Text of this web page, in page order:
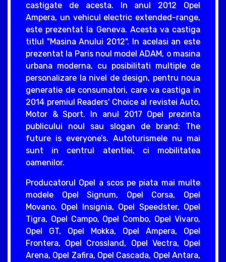
castigate de acesta. In anul 2012 Opel
Ampera, un vehicul electric extended-range,
este prezentat la Geneva. Acesta va castiga
titlul "Masina Anului 2012". In acelasi an este
prezentat la Paris noul model ADAM, o masina
urbana moderna, cu posibilitati multiple de
personalizare la nivel de design, pentru noua
generatie de consumatori, care va castiga in
2014 premiul Readers' Choice al revistei Auto,
Motor & Sport. In anul 2017 Opel prezinta
publicului noul sau slogan de brand: The
future is everyone’s. Autoturismele nu mai
sunt in centrul atentiei, ci mobilitatea
oamenilor.
Producatorul Opel a scos pe piata mai multe
modele Opel Signum, Opel Corsa, Opel
Movano, Opel Insignia, Opel Speedster, Opel
Tigra, Opel Campo, Opel Combo, Opel Vivaro,
Opel GT, Opel Mokka, Opel Ampera, Opel
Frontera, Opel Crossland, Opel Vectra, Opel
Arena, Opel Zafira, Opel Cascada, Opel Antara,